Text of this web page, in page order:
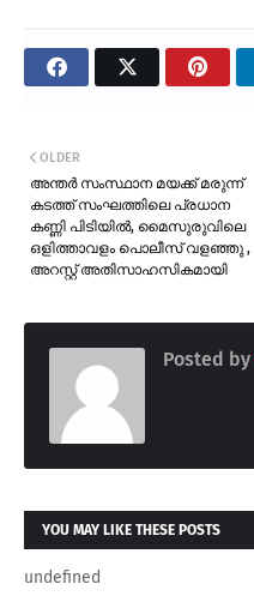
OLDER
അന്തർ സംസ്ഥാന മയക്ക് മരുന്ന്
കടത്ത് സംഘത്തിലെ പ്രധാന
കണ്ണി പിടിയിൽ, മൈസുരുവിലെ
ഒളിത്താവളം പൊലീസ് വളഞ്ഞു ,
അറസ്റ്റ് അതിസാഹസികമായി
Posted by
YOU MAY LIKE THESE POSTS
undefined